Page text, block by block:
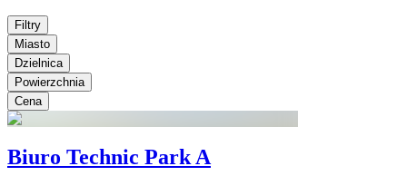
Filtry
Miasto
Dzielnica
Powierzchnia
Cena
Biuro Technic Park A